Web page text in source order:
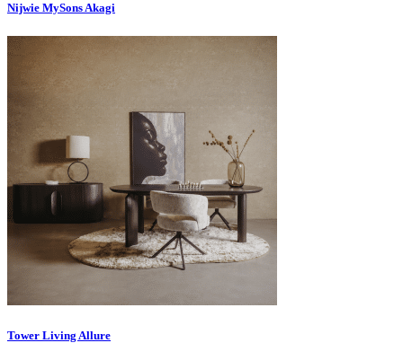
Nijwie MySons Akagi
Tower Living Allure